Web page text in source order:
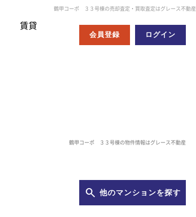
鶴甲コーポ ３３号棟の売却査定・買取査定はグレース不動産
賃貸
会員登録 ログイン
鶴甲コーポ ３３号棟の物件情報はグレース不動産
他のマンションを探す